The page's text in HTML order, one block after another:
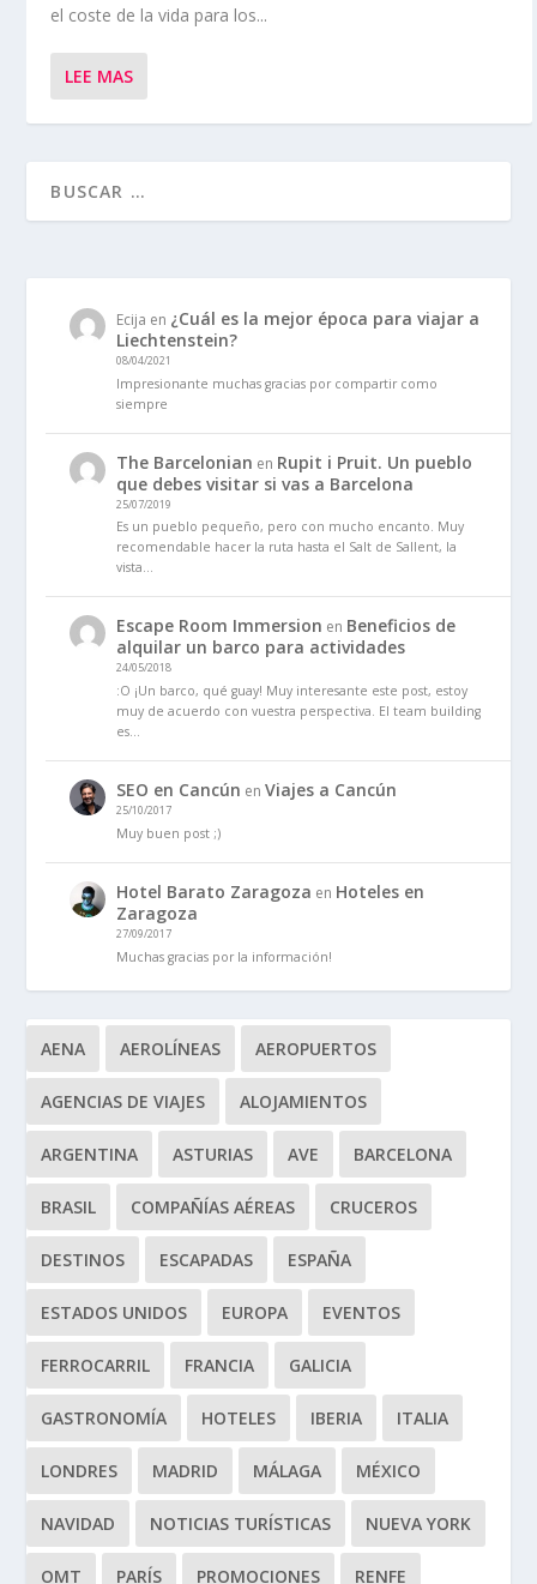
el coste de la vida para los...
LEE MAS
Ecija en ¿Cuál es la mejor época para viajar a
Liechtenstein?
08/04/2021
Impresionante muchas gracias por compartir como
siempre
The Barcelonian en Rupit i Pruit. Un pueblo
que debes visitar si vas a Barcelona
25/07/2019
Es un pueblo pequeño, pero con mucho encanto. Muy
recomendable hacer la ruta hasta el Salt de Sallent, la
vista…
Escape Room Immersion en Beneficios de
alquilar un barco para actividades
24/05/2018
:O ¡Un barco, qué guay! Muy interesante este post, estoy
muy de acuerdo con vuestra perspectiva. El team building
es…
SEO en Cancún enViajes a Cancún
25/10/2017
Muy buen post ;)
Hotel Barato Zaragoza en Hoteles en
Zaragoza
27/09/2017
Muchas gracias por la información!
AENA AEROLÍNEAS AEROPUERTOS
AGENCIAS DE VIAJES ALOJAMIENTOS
ARGENTINA ASTURIAS AVE BARCELONA
BRASIL COMPAÑÍAS AÉREAS CRUCEROS
DESTINOS ESCAPADAS ESPAÑA
ESTADOS UNIDOS EUROPA EVENTOS
FERROCARRIL FRANCIA GALICIA
GASTRONOMÍA HOTELES IBERIA ITALIA
LONDRES MADRID MÁLAGA MÉXICO
NAVIDAD NOTICIAS TURÍSTICAS NUEVA YORK
OMT PARÍS PROMOCIONES RENFE